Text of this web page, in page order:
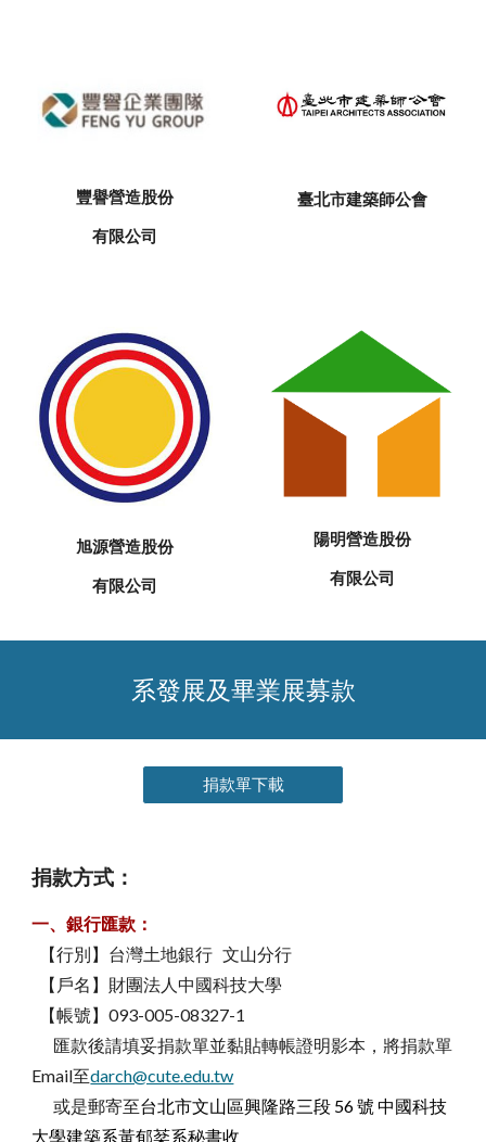
豐譽營造股份
有限公司
臺北市建築師公會
旭源營造股份
有限公司
陽明營造股份
有限公司
系發展及畢業展募款
捐款單下載
捐款方式：
一、銀行匯款：
【行別】台灣土地銀行 文山分行
【戶名】財團法人中國科技大學
【帳號】093-005-08327-1
匯款後請填妥捐款單並黏貼轉帳證明影本，將捐款單
Email至darch@cute.edu.tw
或是郵寄至台北市文山區興隆路三段 56 號 中國科技
大學建築系黃郁棻系秘書收